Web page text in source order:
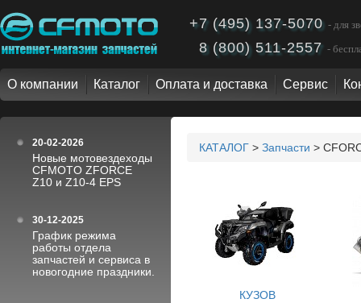
+7 (495) 137-5070 - для
8 (800) 511-2557 -
О компании Каталог Оплата и доставка Сервис
20-02-2026
Новые мотовездеходы
CFMOTO ZFORCE
Z10 и Z10-4 EPS
30-12-2025
График режима
работы отдела
запчастей и сервиса в
новогодние праздники.
КАТАЛОГ > Запчасти >
КУЗОВ